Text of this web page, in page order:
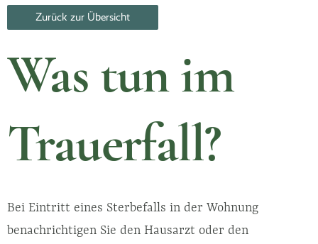
Zurück zur Übersicht
Was tun im
Trauerfall?
Bei Eintritt eines Sterbefalls in der Wohnung
benachrichtigen Sie den Hausarzt oder den